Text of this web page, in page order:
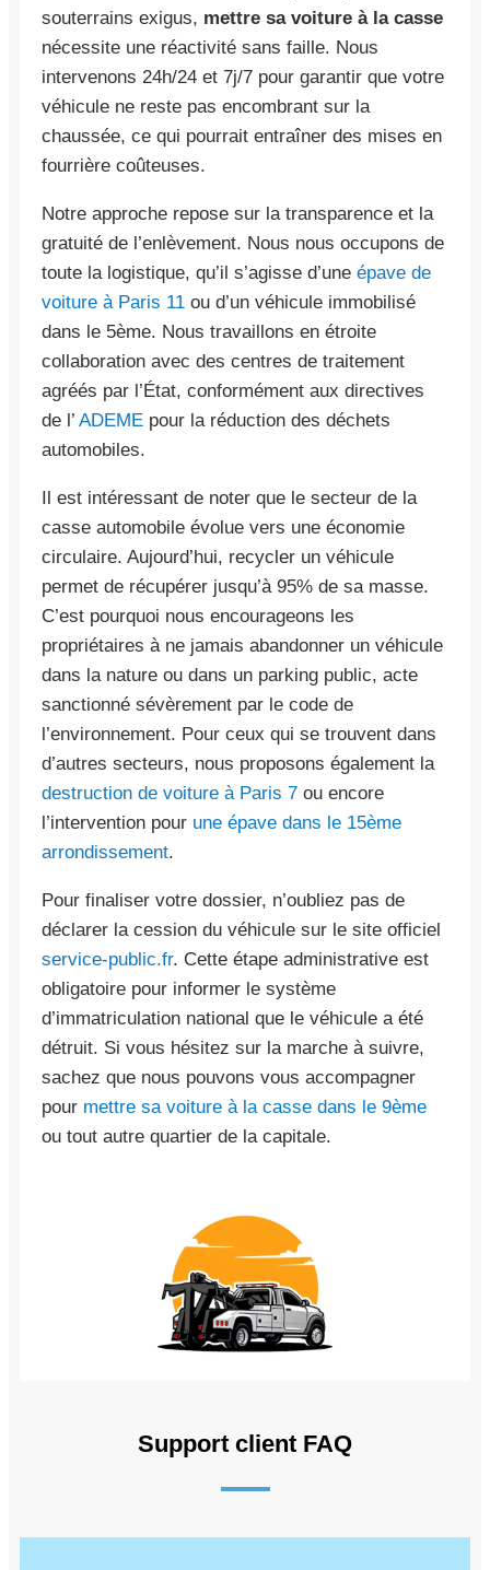
souterrains exigus, mettre sa voiture à la casse
nécessite une réactivité sans faille. Nous
intervenons 24h/24 et 7j/7 pour garantir que votre
véhicule ne reste pas encombrant sur la
chaussée, ce qui pourrait entraîner des mises en
fourrière coûteuses.
Notre approche repose sur la transparence et la
gratuité de l’enlèvement. Nous nous occupons de
toute la logistique, qu’il s’agisse d’une épave de
voiture à Paris 11 ou d’un véhicule immobilisé
dans le 5ème. Nous travaillons en étroite
collaboration avec des centres de traitement
agréés par l’État, conformément aux directives
de l’ ADEME pour la réduction des déchets
automobiles.
Il est intéressant de noter que le secteur de la
casse automobile évolue vers une économie
circulaire. Aujourd’hui, recycler un véhicule
permet de récupérer jusqu’à 95% de sa masse.
C’est pourquoi nous encourageons les
propriétaires à ne jamais abandonner un véhicule
dans la nature ou dans un parking public, acte
sanctionné sévèrement par le code de
l’environnement. Pour ceux qui se trouvent dans
d’autres secteurs, nous proposons également la
destruction de voiture à Paris 7 ou encore
l’intervention pour une épave dans le 15ème
arrondissement.
Pour finaliser votre dossier, n’oubliez pas de
déclarer la cession du véhicule sur le site officiel
service-public.fr. Cette étape administrative est
obligatoire pour informer le système
d’immatriculation national que le véhicule a été
détruit. Si vous hésitez sur la marche à suivre,
sachez que nous pouvons vous accompagner
pour mettre sa voiture à la casse dans le 9ème
ou tout autre quartier de la capitale.
Support client FAQ